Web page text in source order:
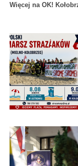
Więcej na OK!